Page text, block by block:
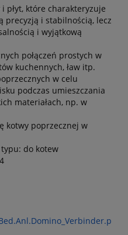
płyt, które charakteryzuje
precyzją i stabilnością, lecz
i wyjątkową
połączeń prostych w
kuchennych, ław itp.
w celu
podczas umieszczania
materiałach, np. w
kotwy poprzecznej w
do kotew